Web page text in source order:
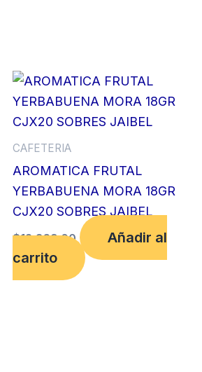
BAMBY
cantidad
CAFETERIA
AROMATICA FRUTAL
YERBABUENA MORA 18GR
CJX20 SOBRES JAIBEL
$12,369.00
Añadir al
carrito